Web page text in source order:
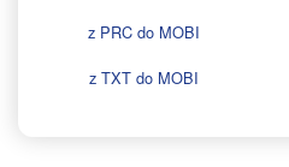
z PRC do MOBI
z TXT do MOBI